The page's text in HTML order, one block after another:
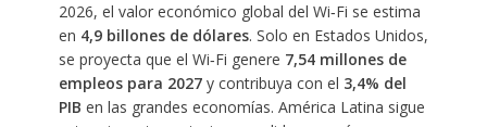
2026, el valor económico global del Wi‑Fi se estima
en 4,9 billones de dólares. Solo en Estados Unidos,
se proyecta que el Wi‑Fi genere 7,54 millones de
empleos para 2027y contribuya con el 3,4% del
PIB en las grandes economías. América Latina sigue